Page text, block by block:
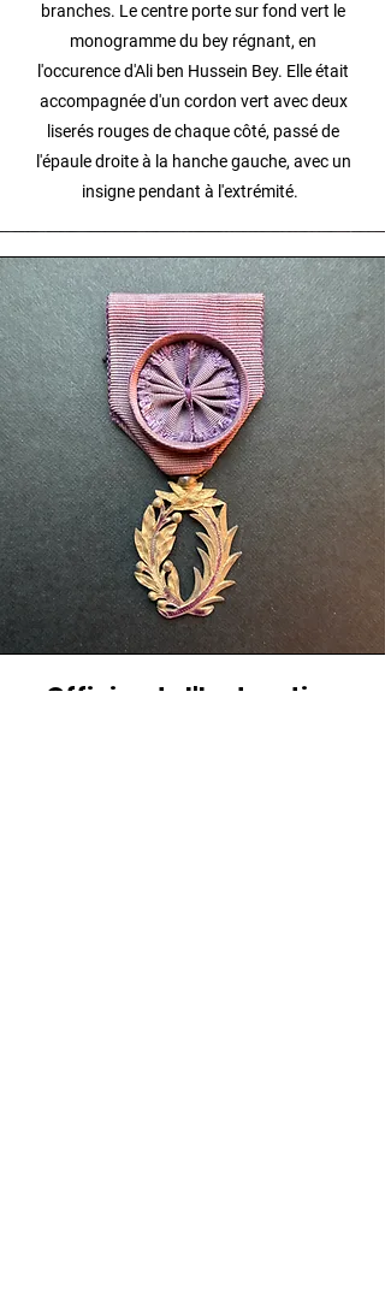
branches. Le centre porte sur fond vert le
monogramme du bey régnant, en
l'occurence d'Ali ben Hussein Bey. Elle était
accompagnée d'un cordon vert avec deux
liserés rouges de chaque côté, passé de
l'épaule droite à la hanche gauche, avec un
insigne pendant à l'extrémité.
Officier de l'Instruction